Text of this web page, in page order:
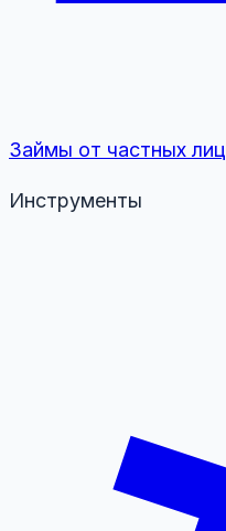
Займы от частных лиц
Инструменты